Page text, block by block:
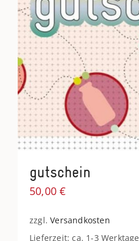
gutschein
50,00€
zzgl.Versandkosten
Lieferzeit: ca. 1-3 Werktage